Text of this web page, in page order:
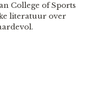
College of Sports
literatuur over